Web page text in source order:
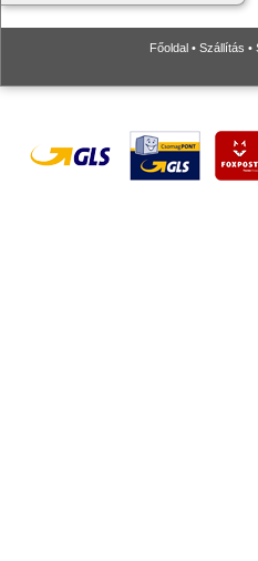
Főoldal • Szállítás •